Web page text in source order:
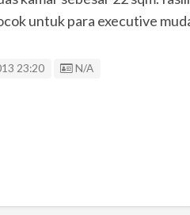
untuk para executive
23:20 Listing ID
N/A